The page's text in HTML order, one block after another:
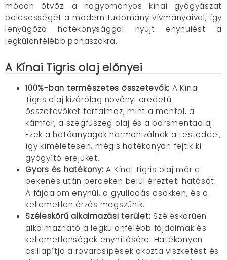
módon ötvözi a hagyományos kínai gyógyászat
bölcsességét a modern tudomány vívmányaival, így
lenyűgöző hatékonysággal nyújt enyhülést a
legkülönfélébb panaszokra.
A Kínai Tigris olaj előnyei
100%-ban természetes összetevők: A Kínai
Tigris olaj kizárólag növényi eredetű
összetevőket tartalmaz, mint a mentol, a
kámfor, a szegfűszeg olaj és a borsmentaolaj.
Ezek a hatóanyagok harmonizálnak a testeddel,
így kíméletesen, mégis hatékonyan fejtik ki
gyógyító erejüket.
Gyors és hatékony: A Kínai Tigris olaj már a
bekenés után perceken belül érezteti hatását.
A fájdalom enyhül, a gyulladás csökken, és a
kellemetlen érzés megszűnik.
Széleskörű alkalmazási terület: Széleskörűen
alkalmazható a legkülönfélébb fájdalmak és
kellemetlenségek enyhítésére. Hatékonyan
csillapítja a rovarcsípések okozta viszketést és